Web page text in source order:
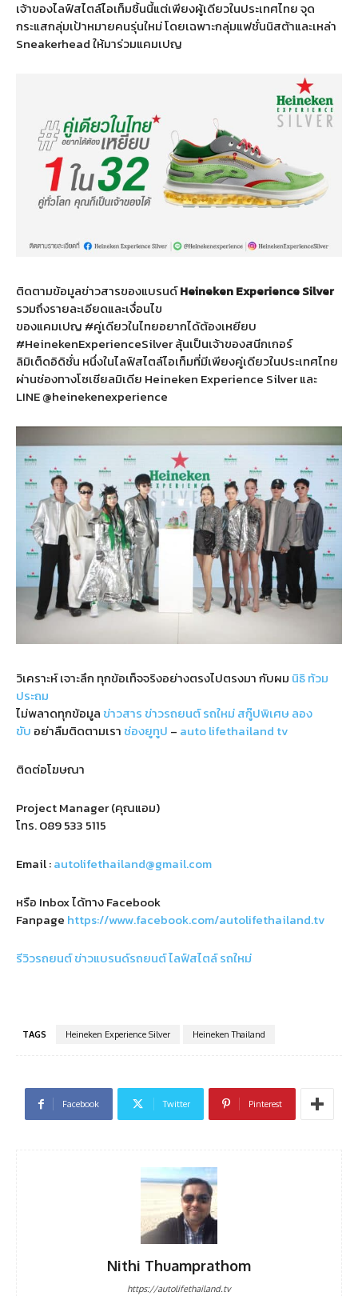
เจ้าของไลฟ์สไตล์ไอเท็มชิ้นนี้แต่เพียงผู้เดียวในประเทศไทย จุด
กระแสกลุ่มเป้าหมายคนรุ่นใหม่ โดยเฉพาะกลุ่มแฟชั่นนิสต้าและเหล่า
Sneakerhead ให้มาร่วมแคมเปญ
ติดตามข้อมูลข่าวสารของแบรนด์Heineken Experience Silver
รวมถึงรายละเอียดและเงื่อนไข
ของแคมเปญ #คู่เดียวในไทยอยากได้ต้องเหยียบ
#HeinekenExperienceSilver ลุ้นเป็นเจ้าของสนีกเกอร์
ลิมิเต็ดอิดิชั่น หนึ่งในไลฟ์สไตล์ไอเท็มที่มีเพียงคู่เดียวในประเทศไทย
ผ่านช่องทางโซเชียลมิเดีย Heineken Experience Silver และ
LINE @heinekenexperience
วิเคราะห์ เจาะลึก ทุกข้อเท็จจริงอย่างตรงไปตรงมา กับผม นิธิ ท้วม
ประถม
ไม่พลาดทุกข้อมูล ข่าวสาร ข่าวรถยนต์รถใหม่สกู๊ปพิเศษลอง
ขับ อย่าลืมติดตามเรา ช่องยูทูป – auto lifethailand tv
ติดต่อโฆษณา
Project Manager (คุณแอม)
โทร.089 533 5115
Email :autolifethailand@gmail.com
หรือ Inbox ได้ทาง Facebook
Fanpage https://www.facebook.com/autolifethailand.tv
รีวิวรถยนต์ข่าวแบรนด์รถยนต์ไลฟ์สไตล์รถใหม่
TAGS Heineken Experience Silver Heineken Thailand
Facebook Twitter Pinterest
Nithi Thuamprathom
https://autolifethailand.tv